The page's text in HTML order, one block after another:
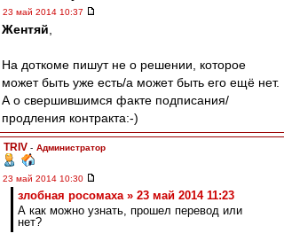
23 май 2014 10:37
Жентяй
На доткоме пишут не о решении, которое
может быть уже есть/а может быть его ещё нет.
А о свершившимся факте подписания/
продления контракта:-)
TRIV - Администратор
23 май 2014 10:30
злобная росомаха » 23 май 2014 11:23
А как можно узнать, прошел перевод или
нет?